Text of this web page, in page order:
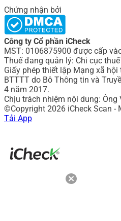
Chứng nhận bởi
Công ty Cổ phần iCheck
MST: 0106875900 được cấp
Thuế đang quản lý: Chi cục
Giấy phép thiết lập Mạng xã
BTTTT do Bô Thông tin và
4 năm 2017.
Chịu trách nhiệm nội dung: Ông
©Copyright 2026 iCheck Scan -
Tải App